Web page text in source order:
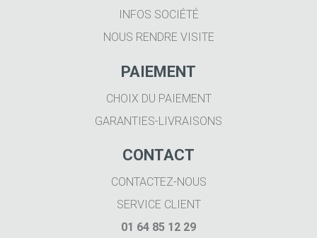
INFOS SOCIÉTÉ
NOUS RENDRE VISITE
PAIEMENT
CHOIX DU PAIEMENT
GARANTIES-LIVRAISONS
CONTACT
CONTACTEZ-NOUS
SERVICE CLIENT
01 64 85 12 29